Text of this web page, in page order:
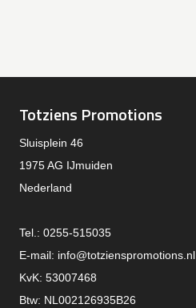
Totziens Promotions
Sluisplein 46
1975 AG IJmuiden
Nederland
Tel.: 0255-515035
E-mail: info@totzienspromotions.nl
KvK: 53007468
Btw: NL002126935B26